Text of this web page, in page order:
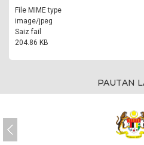
File MIME type
image/jpeg
Saiz fail
204.86 KB
PAUTAN